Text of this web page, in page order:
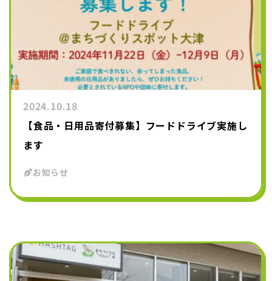
2024.10.18
【食品・日用品寄付募集】フードドライブ実施し
ます
お知らせ